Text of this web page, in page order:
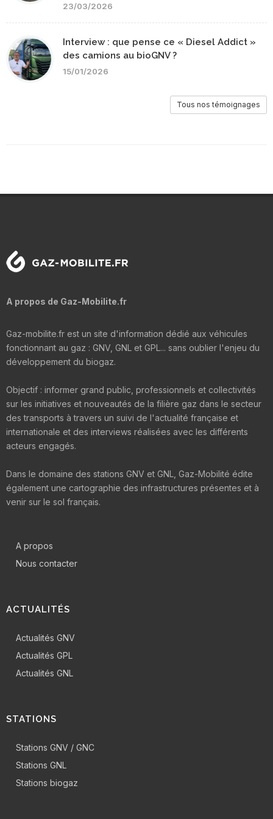
23/03/2026
Interview : que pense ce « Diesel Addict »
des camions au bioGNV ?
15/01/2026
Tous nos témoignages
A propos de Gaz-Mobilite.fr
Gaz-mobilite.fr est un site d'information dédié aux véhicules
fonctionnant au gaz : GNV, GNL et GPL... sans oublier l'enjeu du
développement du biogaz.
Objectif : informer grand public, professionnels et collectivités
sur les initiatives et nouveautés de la filière gaz dans le secteur
des transports à travers un suivi de l'actualité française et
internationale et des interviews réalisées avec les différents
acteurs engagés.
Dans le domaine des stations GNV et GNL, Gaz-Mobilité édite
également une cartographie des infrastructures présentes et à
venir sur le sol français.
A propos
Nous contacter
ACTUALITÉS
Actualités GNV
Actualités GPL
Actualités GNL
STATIONS
Stations GNV / GNC
Stations GNL
Stations biogaz